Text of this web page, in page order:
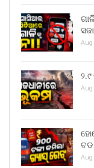
Aug
Aug
ବଡ
Aug